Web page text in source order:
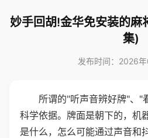
妙手回胡!金华免安装的麻
集)
发布时间：2026
所谓的"听声音辨好牌"、"
科学依据。牌面是朝下的，机
是什么，怎么可能通过声音和